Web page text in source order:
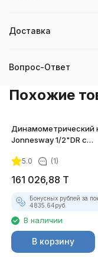
Доставка
Вопрос-Ответ
Похожие
Динамометрический
Jonnesway 1/2"DR с
Нм5.0 (1)
161 026,88 T
Бонусных рублей за
4835.64руб.
В наличии
В корзину